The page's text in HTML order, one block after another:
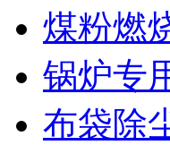
煤粉燃
锅炉专
布袋除